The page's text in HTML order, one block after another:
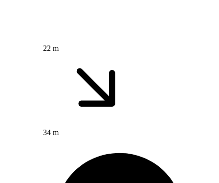
22 m
34 m